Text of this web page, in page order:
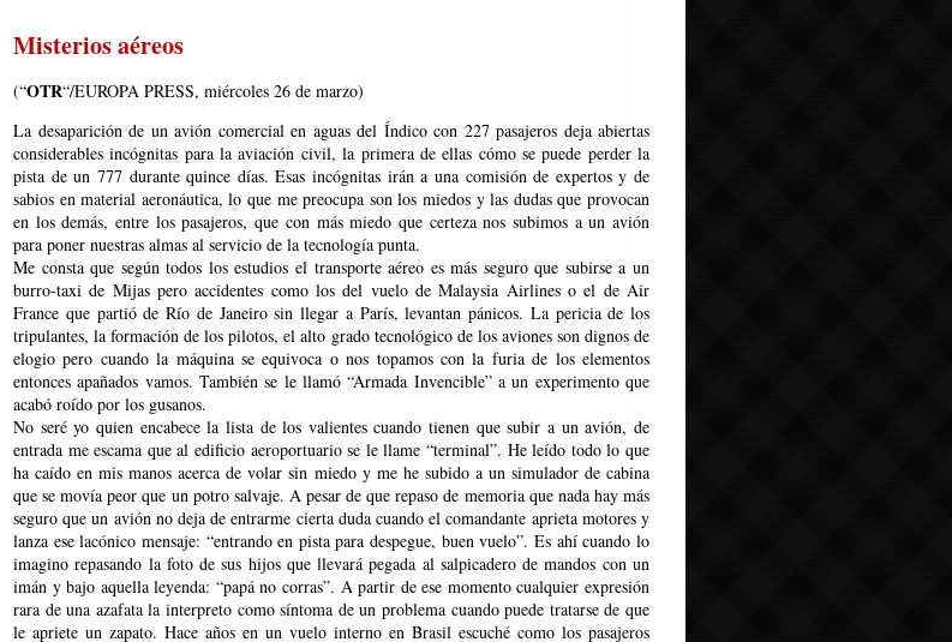
Misterios aéreos
(“OTR“/EUROPA PRESS, miércoles 26 de marzo)
La desaparición de un avión comercial en aguas del Índico con 227 pasajeros deja abiertas
considerables incógnitas para la aviación civil, la primera de ellas cómo se puede perder la
pista de un 777 durante quince días. Esas incógnitas irán a una comisión de expertos y de
sabios en material aeronáutica, lo que me preocupa son los miedos y las dudas que provocan
en los demás, entre los pasajeros, que con más miedo que certeza nos subimos a un avión
para poner nuestras almas al servicio de la tecnología punta.
Me consta que según todos los estudios el transporte aéreo es más seguro que subirse a un
burro-taxi de Mijas pero accidentes como los del vuelo de Malaysia Airlines o el de Air
France que partió de Río de Janeiro sin llegar a París, levantan pánicos. La pericia de los
tripulantes, la formación de los pilotos, el alto grado tecnológico de los aviones son dignos de
elogio pero cuando la máquina se equivoca o nos topamos con la furia de los elementos
entonces apañados vamos. También se le llamó “Armada Invencible” a un experimento que
acabó roído por los gusanos.
No seré yo quien encabece la lista de los valientes cuando tienen que subir a un avión, de
entrada me escama que al edificio aeroportuario se le llame “terminal”. He leído todo lo que
ha caído en mis manos acerca de volar sin miedo y me he subido a un simulador de cabina
que se movía peor que un potro salvaje. A pesar de que repaso de memoria que nada hay más
seguro que un avión no deja de entrarme cierta duda cuando el comandante aprieta motores y
lanza ese lacónico mensaje: “entrando en pista para despegue, buen vuelo”. Es ahí cuando lo
imagino repasando la foto de sus hijos que llevará pegada al salpicadero de mandos con un
imán y bajo aquella leyenda: “papá no corras”. A partir de ese momento cualquier expresión
rara de una azafata la interpreto como síntoma de un problema cuando puede tratarse de que
le apriete un zapato. Hace años en un vuelo interno en Brasil escuché como los pasajeros